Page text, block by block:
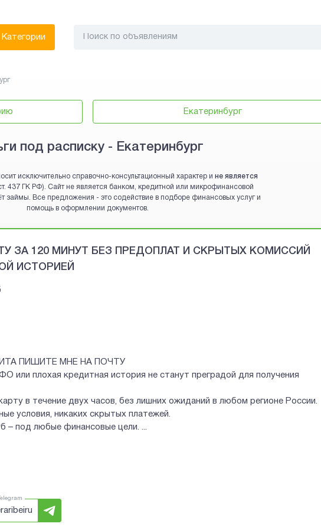
Категории
Екатеринбург
под расписку - Екатеринбург
исключительно справочно-консультационный характер и не является
437 ГК РФ). Сайт не является банком, кредитной или микрофинансовой
займы. Все предложения - это содействие в подборе финансовых услуг и
помощь в оформлении документов.
ЗА 120 МИНУТ БЕЗ ПРЕДОПЛАТ И СКРЫТЫХ КОМИССИЙ
ИСТОРИЕЙ
ПИШИТЕ МНЕ НА ПОЧТУ
или плохая кредитная история не станут преградой для получения
в течение двух часов, без лишних ожиданий в любом регионе России.
условия, никаких скрытых платежей.
– под любые финансовые цели. ...
Telegram